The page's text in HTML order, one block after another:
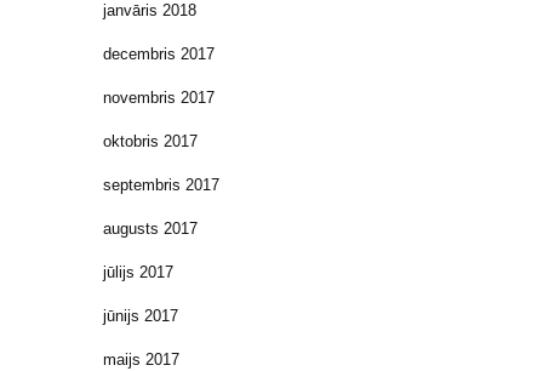
janvāris 2018
decembris 2017
novembris 2017
oktobris 2017
septembris 2017
augusts 2017
jūlijs 2017
jūnijs 2017
maijs 2017